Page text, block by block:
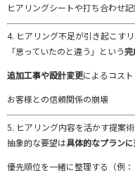
ヒアリングシートや打ち合わせ
4. ヒアリング不足が引き起こす
「思っていたのと違う」 という完
追加工事や設計変更によるコスト
お客様との信頼関係の崩壊
5. ヒアリング内容を活かす提案術
抽象的な要望は具体的なプランに
優先順位を一緒に整理する（例